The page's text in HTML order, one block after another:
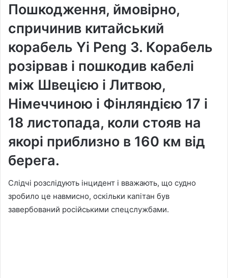
Пошкодження, ймовірно,
спричинив китайський
корабель Yi Peng 3. Корабель
розірвав і пошкодив кабелі
між Швецією і Литвою,
Німеччиною і Фінляндією 17 і
18 листопада, коли стояв на
якорі приблизно в 160 км від
берега.
Слідчі розслідують інцидент і вважають, що судно
зробило це навмисно, оскільки капітан був
завербований російськими спецслужбами.